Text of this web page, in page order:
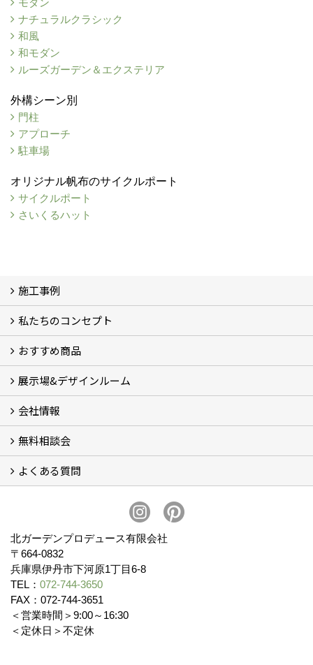
ナチュラルクラシック
和風
和モダン
ルーズガーデン＆エクステリア
外構シーン別
門柱
アプローチ
駐車場
オリジナル帆布のサイクルポート
サイクルポート
さいくるハット
施工事例
施工事例
お客様の声 (46)
私たちのコンセプト
コンセプト
完成までの流れ
お庭のメンテナンスについて
おすすめ商品
オリジナル帆布のサイクルポート
NEW スマートサイクルポート
おしゃれな物置 (8)
門扉 (6)
ウッドフェンス (16)
アイアンの商品 (6)
ガーデニング雑貨 (3)
ガーデン書&ガーデンアート
こだわりのオリジナル商品 一覧
おすすめの植物 (29)
箱庭ガーデン
ポット苗
展示場&デザインルーム
展示場&デザインルーム
会社情報
会社概要
スタッフ紹介 (11)
ブログ
コラム
アクセス
求人募集
無料相談会
無料相談会
よくある質問
アフターサービス・アフターメンテナンスについて (3)
北ガーデンプロデュース有限会社
〒664-0832
兵庫県伊丹市下河原1丁目6-8
TEL： 072-744-3650
FAX：072-744-3651
＜営業時間＞9:00～16:30
＜定休日＞不定休